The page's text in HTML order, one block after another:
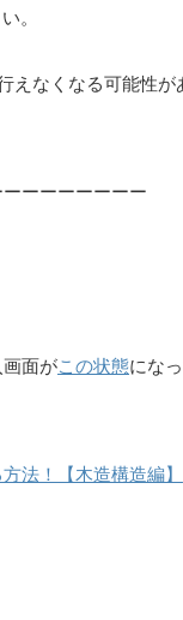
。
なくなる可能性が
ーーーーーーー
画面がこの状態にな
法！【木造構造編】